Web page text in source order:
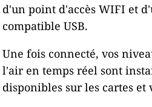
d'un point d'accès WIFI et
compatible USB.
Une fois connecté, vos
l'air en temps réel sont
disponibles sur les cartes et